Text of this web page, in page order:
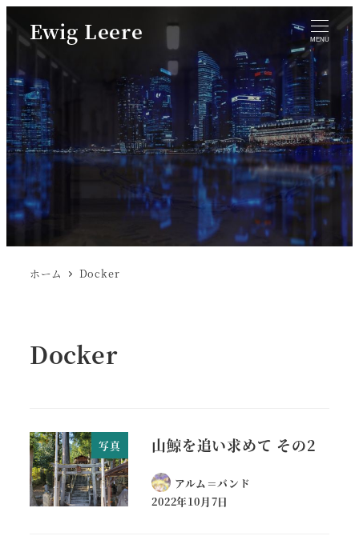
Ewig Leere MENU
ホーム Docker
Docker
写真 山鯨を追い求めて その2
アルム＝バンド
2022年10月7日